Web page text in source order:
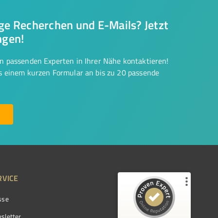
Recherchen und E-Mails? Jetzt
passenden Experten in Ihrer Nähe kontaktieren!
kurzen Formular an bis zu 20 passende
Kundenbewertungen und Erfahrungen zu
ProvenExpert.com